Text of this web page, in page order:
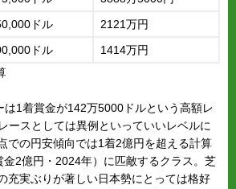
ドル
2121万円
ドル
1414万円
は1着賞金が142万5000ドルという高額レ
ースとしては異例といっていいレベルに
での円安傾向では1着2億円を超える計算
金2億円・2024年）に匹敵するクラス。芝
充実ぶりが著しい日本勢にとっては格好